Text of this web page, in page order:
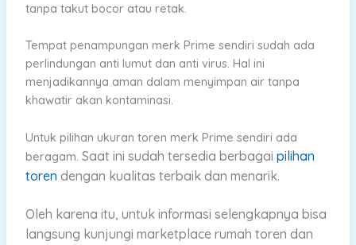
tanpa takut bocor atau retak.
Tempat penampungan merk Prime sendiri sudah ada
perlindungan anti lumut dan anti virus. Hal ini
menjadikannya aman dalam menyimpan air tanpa
khawatir akan kontaminasi.
Untuk pilihan ukuran toren merk Prime sendiri ada
beragam. Saat ini sudah tersedia berbagai pilihan
toren dengan kualitas terbaik dan menarik.
Oleh karena itu, untuk informasi selengkapnya bisa
langsung kunjungi marketplace rumah toren dan